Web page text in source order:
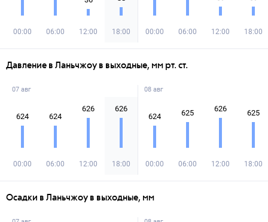
00:00 06:00 12:00 18:00 00:00 06:00 12:00 18:00
Давление в Ланьчжоу в выходные, мм рт. ст.
07 авг
624
00:00
624
06:00
626
12:00
626
18:00
08 авг
624
00:00
625
06:00
626
12:00
625
18:00
Осадки в Ланьчжоу в выходные, мм